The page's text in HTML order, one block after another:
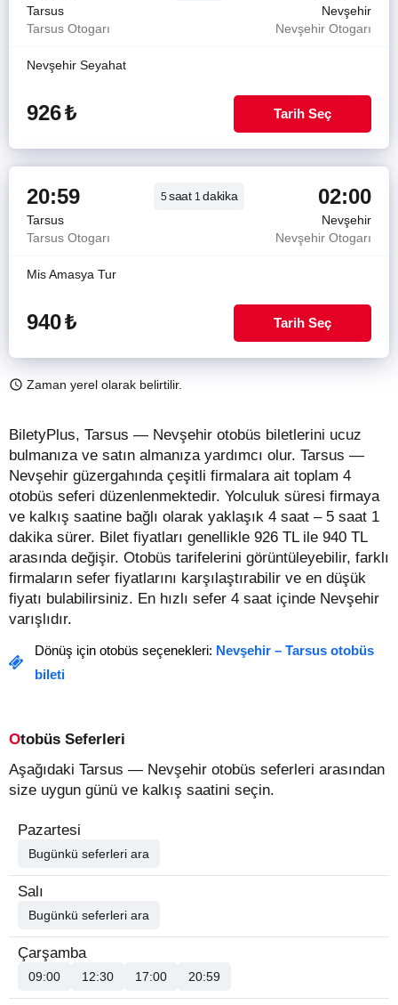
Tarsus
Nevşehir
Tarsus Otogarı
Nevşehir Otogarı
Nevşehir Seyahat
926₺ Tarih Seç
20:59 5saat1dakika 02:00
Tarsus
Nevşehir
Tarsus Otogarı
Nevşehir Otogarı
Mis Amasya Tur
940₺ Tarih Seç
Zaman yerel olarak belirtilir.
BiletyPlus, Tarsus — Nevşehir otobüs biletlerini ucuz
bulmanıza ve satın almanıza yardımcı olur. Tarsus —
Nevşehir güzergahında çeşitli firmalara ait toplam 4
otobüs seferi düzenlenmektedir. Yolculuk süresi firmaya
ve kalkış saatine bağlı olarak yaklaşık 4 saat – 5 saat 1
dakika sürer. Bilet fiyatları genellikle 926 TL ile 940 TL
arasında değişir. Otobüs tarifelerini görüntüleyebilir, farklı
firmaların sefer fiyatlarını karşılaştırabilir ve en düşük
fiyatı bulabilirsiniz. En hızlı sefer 4 saat içinde Nevşehir
varışlıdır.
Dönüş için otobüs seçenekleri: Nevşehir – Tarsus otobüs
bileti
Otobüs Seferleri
Aşağıdaki Tarsus — Nevşehir otobüs seferleri arasından
size uygun günü ve kalkış saatini seçin.
Pazartesi
Bugünkü seferleri ara
Salı
Bugünkü seferleri ara
Çarşamba
09:00 12:30 17:00 20:59